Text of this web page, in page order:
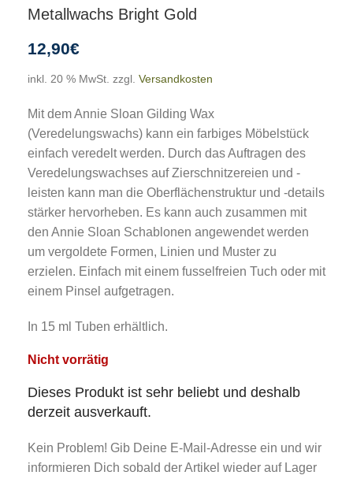
Metallwachs Bright Gold
12,90€
inkl. 20 % MwSt. zzgl. Versandkosten
Mit dem Annie Sloan Gilding Wax
(Veredelungswachs) kann ein farbiges Möbelstück
einfach veredelt werden. Durch das Auftragen des
Veredelungswachses auf Zierschnitzereien und -
leisten kann man die Oberflächenstruktur und -details
stärker hervorheben. Es kann auch zusammen mit
den Annie Sloan Schablonen angewendet werden
um vergoldete Formen, Linien und Muster zu
erzielen. Einfach mit einem fusselfreien Tuch oder mit
einem Pinsel aufgetragen.
In 15 ml Tuben erhältlich.
Nicht vorrätig
Dieses Produkt ist sehr beliebt und deshalb
derzeit ausverkauft.
Kein Problem! Gib Deine E-Mail-Adresse ein und wir
informieren Dich sobald der Artikel wieder auf Lager